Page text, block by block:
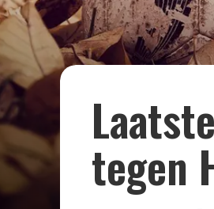
tegen